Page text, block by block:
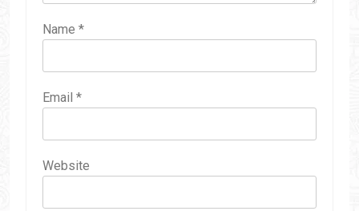
Name *
Email *
Website